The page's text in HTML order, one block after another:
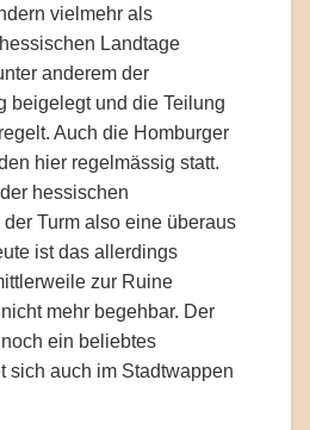
vielmehr als
Landtage
anderem der
beigelegt und die Teilung
Auch die Homburger
hier regelmässig statt.
hessischen
Turm also eine überaus
ist das allerdings
zur Ruine
mehr begehbar. Der
ein beliebtes
sich auch im Stadtwappen